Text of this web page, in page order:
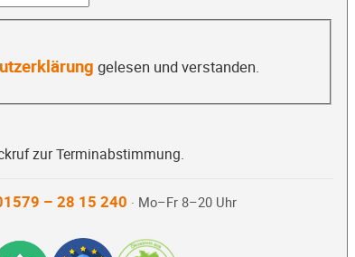
gelesen und verstanden.
zur Terminabstimmung.
– 28 15 240 · Mo–Fr 8–20 Uhr